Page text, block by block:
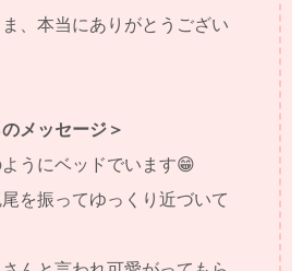
、本当にありがとうござい
メッセージ＞
うにベッドでいます😁
を振ってゆっくり近づいて